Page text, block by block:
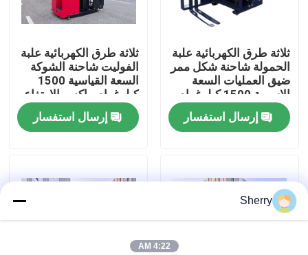
جولة في المعمل
رقابة جودة
اتصل بنا
مدونة
ثلاثة طرق الكهربائية علبة
الحمولة شاحنة شكل ممر
ضيق العمليات السعة
الاسمية 1500 كيلوغرام
ماكس.الارتفاع 7000 مم
بيئات تخزين عالية الكثافة
إرسال استفسار
ثلاثة طرق الكهربائية علبة
الفوليت شاحنة الشوكة
السعة القياسية 1500
كيلوغرام ماكس.الارتفاع
7000 ملم بيئات تخزين
عالية الكثافةإرسال استفسار
Sherry
4:22 AM